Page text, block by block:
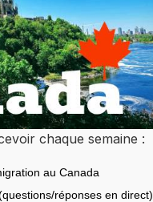
chaque semaine :
au Canada
réponses en direct)